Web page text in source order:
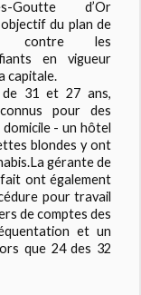
Goutte d’Or
objectif du plan de
contre les
en vigueur
capitale.
de 31 et 27 ans,
pour des
- un hôtel
blondes y ont
gérante de
ont également
pour travail
de comptes des
et un
que 24 des 32